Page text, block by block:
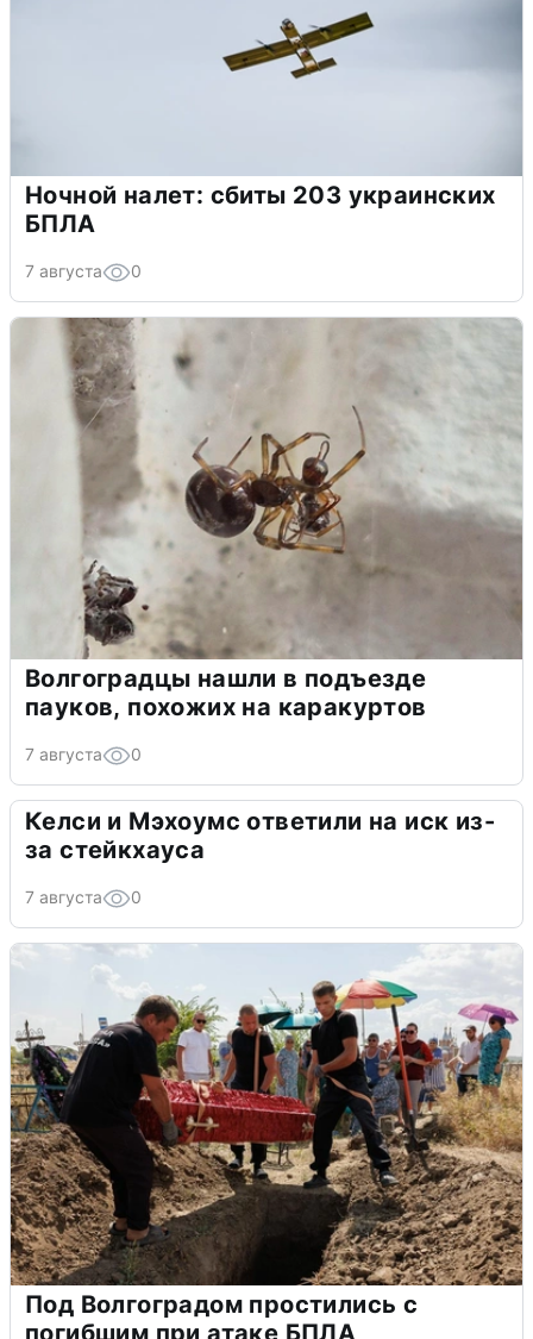
Ночной налет: сбиты 203 украинских
БПЛА
7 августа 0
Волгоградцы нашли в подъезде
пауков, похожих на каракуртов
7 августа 0
Келси и Мэхоумс ответили на иск из-
за стейкхауса
7 августа 0
Под Волгоградом простились с
погибшим при атаке БПЛА